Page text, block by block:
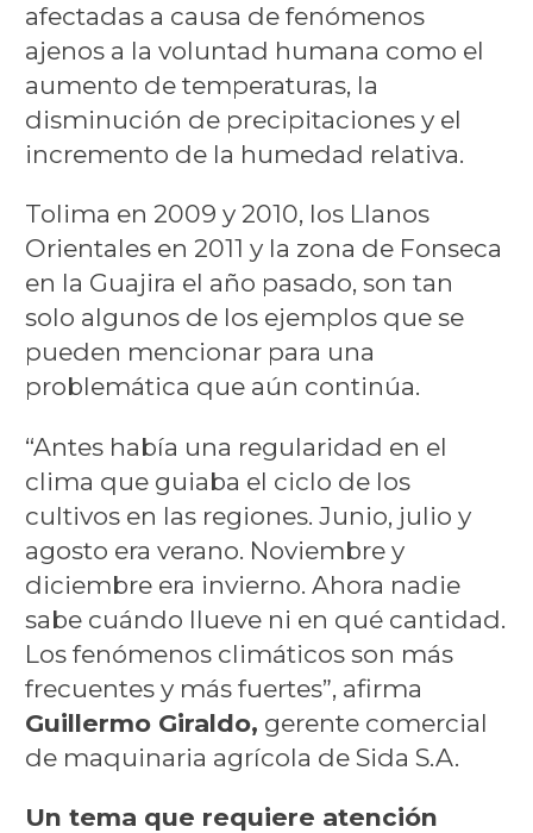
afectadas a causa de fenómenos
ajenos a la voluntad humana como el
aumento de temperaturas, la
disminución de precipitaciones y el
incremento de la humedad relativa.
Tolima en 2009 y 2010, los Llanos
Orientales en 2011 y la zona de Fonseca
en la Guajira el año pasado, son tan
solo algunos de los ejemplos que se
pueden mencionar para una
problemática que aún continúa.
“Antes había una regularidad en el
clima que guiaba el ciclo de los
cultivos en las regiones. Junio, julio y
agosto era verano. Noviembre y
diciembre era invierno. Ahora nadie
sabe cuándo llueve ni en qué cantidad.
Los fenómenos climáticos son más
frecuentes y más fuertes”, afirma
Guillermo Giraldo, gerente comercial
de maquinaria agrícola de Sida S.A.
Un tema que requiere atención